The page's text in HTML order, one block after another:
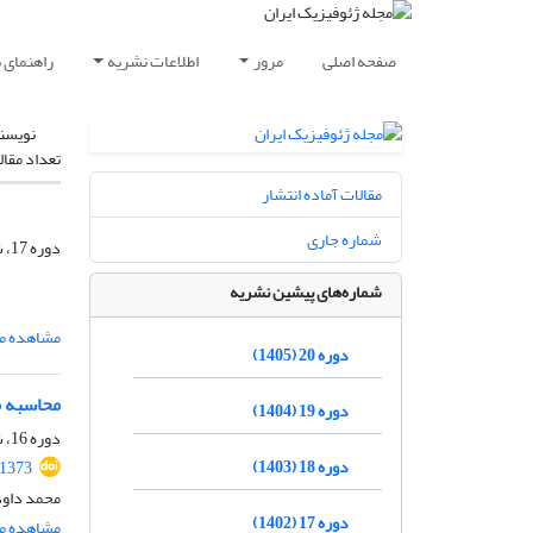
صفحه اصلی مرور اطلاعات نشریه
تعداد
دوره 17، شماره 3، مهر و آبان 1402، صفحه
مشاهده
محاسبه
دوره 16، شماره 2، تابستان 1401، صفحه
محمد
مقالات آماده انتشار
شماره جاری
شماره‌های پیشین نشریه
دوره 20 (1405)
دوره 19 (1404)
دوره 18 (1403)
دوره 17 (1402)